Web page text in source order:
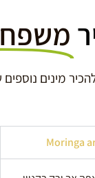
מינים